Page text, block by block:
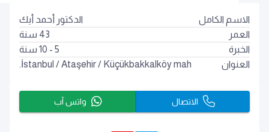
الاسم الكامل
الدكتور أحمد أيك
العمر
43 سنة
الخبرة
5 - 10 سنة
العنوان
İstanbul /Ataşehir/ Küçükbakkalköy mah.
الاتصال واتس آب